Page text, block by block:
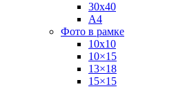
30х40
А4
Фото в рамке
10х10
10×15
13×18
15×15